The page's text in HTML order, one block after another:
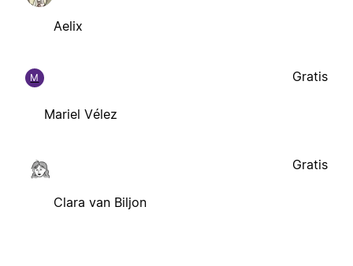
Aelix
M
Mariel Vélez
Gratis
Clara van Biljon
Gratis